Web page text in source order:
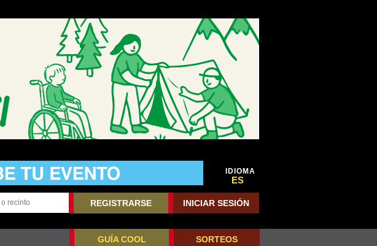
IDIOMA
ES
REGISTRARSE INICIAR SESIÓN
GUÍA COOL SORTEOS